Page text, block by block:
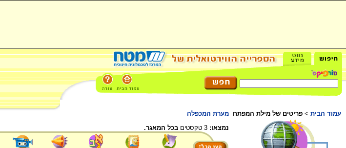
עמוד הבית > פריטים של מילת המפתח מערת המכפלה
נמצאו: בכל המאגר.